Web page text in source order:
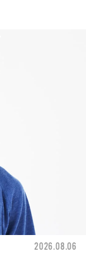
2026.08.06